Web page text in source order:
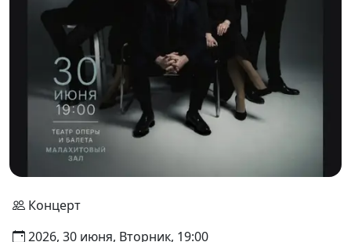
Концерт
2026, 30 июня, Вторник, 19:00